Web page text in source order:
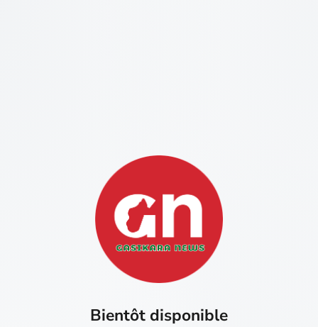
Bientôt disponible